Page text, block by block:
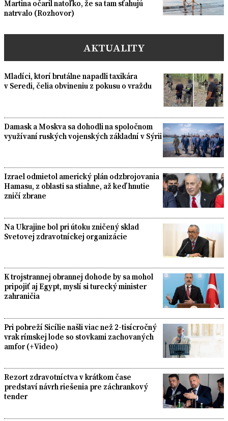
Martina očaril natoľko, že sa tam sťahujú
natrvalo (Rozhovor)
AKTUALITY
Mladíci, ktorí brutálne napadli taxikára
v Seredi, čelia obvineniu z pokusu o vraždu
Damask a Moskva sa dohodli na spoločnom
využívaní ruských vojenských základní v Sýrii
Izrael odmietol americký plán odzbrojovania
Hamasu, z oblasti sa stiahne, až keď hnutie
zničí zbrane
Na Ukrajine bol pri útoku zničený sklad
Svetovej zdravotníckej organizácie
K trojstrannej obrannej dohode by sa mohol
pripojiť aj Egypt, myslí si turecký minister
zahraničia
Pri pobreží Sicílie našli viac než 2-tisícročný
vrak rímskej lode so stovkami zachovaných
amfor (+Video)
Rezort zdravotníctva v krátkom čase
predstaví návrh riešenia pre záchrankový
tender